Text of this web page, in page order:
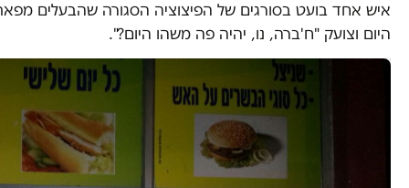
איש אחד בועט בסורגים של הפיצוציה הסגורה שהבעלים
היום וצועק "ח'ברה, נו, יהיה פה משהו היום?".